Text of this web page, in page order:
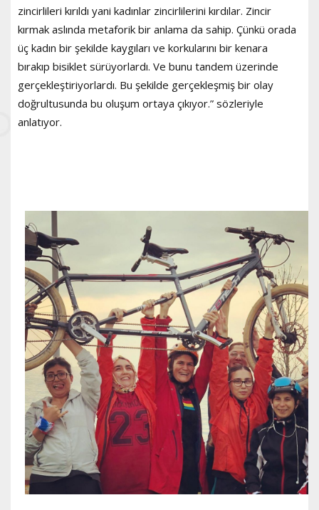
zincirlileri kırıldı yani kadınlar zincirlilerini kırdılar. Zincir
kırmak aslında metaforik bir anlama da sahip. Çünkü orada
üç kadın bir şekilde kaygıları ve korkularını bir kenara
bırakıp bisiklet sürüyorlardı. Ve bunu tandem üzerinde
gerçekleştiriyorlardı. Bu şekilde gerçekleşmiş bir olay
doğrultusunda bu oluşum ortaya çıkıyor.” sözleriyle
anlatıyor.